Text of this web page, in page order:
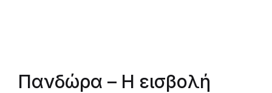
Πανδώρα – Η εισβολή